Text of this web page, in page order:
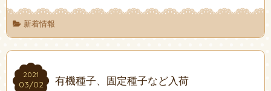
新着情報
2021
03/02
2021
03/02 有機種子、固定種子など入荷